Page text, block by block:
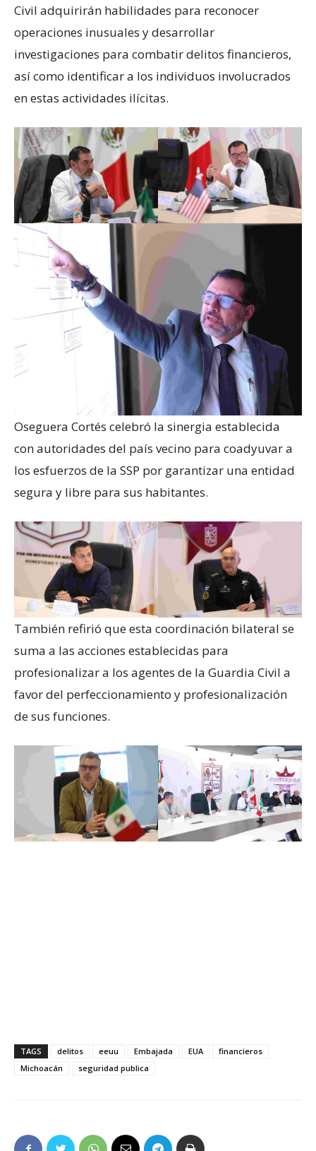
Civil adquirirán habilidades para reconocer
operaciones inusuales y desarrollar
investigaciones para combatir delitos financieros,
así como identificar a los individuos involucrados
en estas actividades ilícitas.
Oseguera Cortés celebró la sinergia establecida
con autoridades del país vecino para coadyuvar a
los esfuerzos de la SSP por garantizar una entidad
segura y libre para sus habitantes.
También refirió que esta coordinación bilateral se
suma a las acciones establecidas para
profesionalizar a los agentes de la Guardia Civil a
favor del perfeccionamiento y profesionalización
de sus funciones.
TAGS delitos eeuu Embajada EUA
financieros
Michoacán
seguridad publica